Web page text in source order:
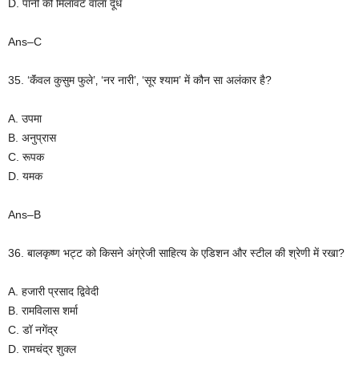
D. पानी की मिलावट वाला दूध
Ans–C
35. ‘कॅंवल कुसुम फुले’‚ ‘नर नारी’‚ ‘सूर श्याम’ में कौन सा अलंकार है?
A. उपमा
B. अनुप्रास
C. रूपक
D. यमक
Ans–B
36. बालकृष्ण भट्ट को किसने अंग्रेजी साहित्य के एडिशन और स्टील की श्रेणी में रखा?
A. हजारी प्रसाद द्विवेदी
B. रामविलास शर्मा
C. डॉ नगेंद्र
D. रामचंद्र शुक्ल